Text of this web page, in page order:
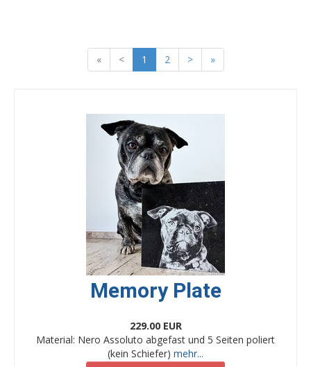
« < 1 2 > »
Memory Plate
229.00 EUR
Material: Nero Assoluto abgefast und 5 Seiten poliert
(kein Schiefer) mehr...